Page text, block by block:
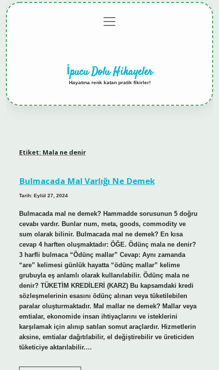
menüyü
aç
İpucu Dolu Hikayeler
Hayatına renk katan pratik fikirler!
Etiket: Mala ne denir
Bulmacada Mal Varlığı Ne Demek
Tarih: Eylül 27, 2024
Bulmacada mal ne demek? Hammadde sorusunun 5 doğru
cevabı vardır. Bunlar num, meta, goods, commodity ve
sum olarak bilinir. Bulmacada mal ne demek? En kısa
cevap 4 harften oluşmaktadır: ÖĞE. Ödünç mala ne denir?
3 harfli bulmaca “Ödünç mallar” Cevap: Aynı zamanda
“are” kelimesi günlük hayatta “ödünç mallar” kelime
grubuyla eş anlamlı olarak kullanılabilir. Ödünç mala ne
denir? TÜKETİM KREDİLERİ (KARZ) Bu kapsamdaki kredi
sözleşmelerinin esasını ödünç alınan veya tüketilebilen
paralar oluşturmaktadır. Mal mallar ne demek? Mallar veya
emtialar, ekonomide insan ihtiyaçlarını ve isteklerini
karşılamak için alınıp satılan somut araçlardır. Hizmetlerin
aksine, emtialar dağıtılabilir, el değiştirebilir ve üreticiden
tüketiciye aktarılabilir.…